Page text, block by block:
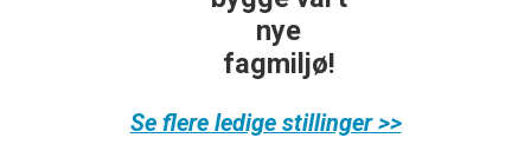
nye
fagmiljø!
Se flere ledige stillinger >>